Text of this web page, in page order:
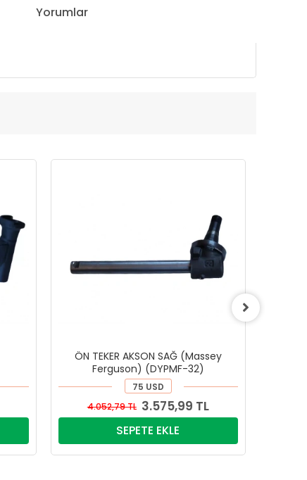
Yorumlar
ÖN TEKER AKSON SAĞ (Massey
Ferguson) (DYPMF-32)
75 USD
3.575,99 TL
4.052,79 TL
SEPETE EKLE